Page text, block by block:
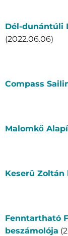
Dél-dunántúli
(2022.06.06)
Compass
Malomkő
Keserü Zoltán
Fenntartható
beszámolója